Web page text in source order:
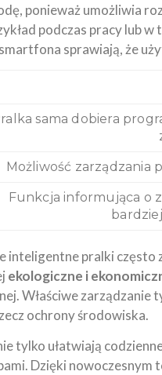
ponieważ umożliwia
podczas pracy lub w
sprawiają, że
sama dobiera
Możliwość zarządzania
Funkcja informująca o
inteligentne pralki
ekologiczne i
Właściwe zarządzanie
ochrony środowiska.
tylko ułatwiają
Dzięki